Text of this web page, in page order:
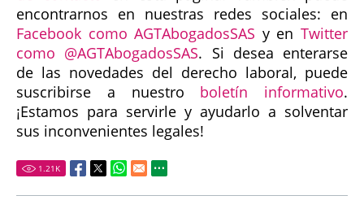
encontrarnos en nuestras redes sociales: en
Facebook como AGTAbogadosSAS y enTwitter
como @AGTAbogadosSAS. Si desea enterarse
de las novedades del derecho laboral, puede
suscribirse a nuestro boletín informativo.
¡Estamos para servirle y ayudarlo a solventar
sus inconvenientes legales!
1.21 K